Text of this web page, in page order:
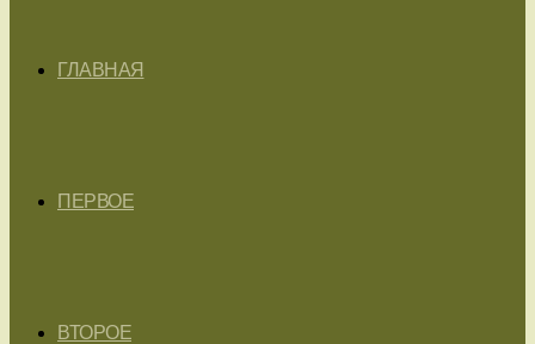
ГЛАВНАЯ
ПЕРВОЕ
ВТОРОЕ